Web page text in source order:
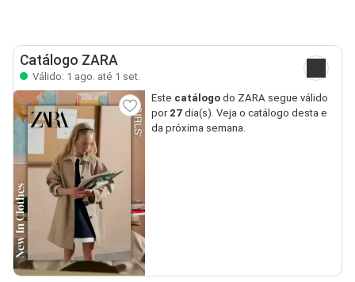
Catálogo ZARA
Válido: 1 ago. até 1 set.
Este catálogodo ZARA segue válido
por 27dia(s). Veja o catálogo desta e
da próxima semana.